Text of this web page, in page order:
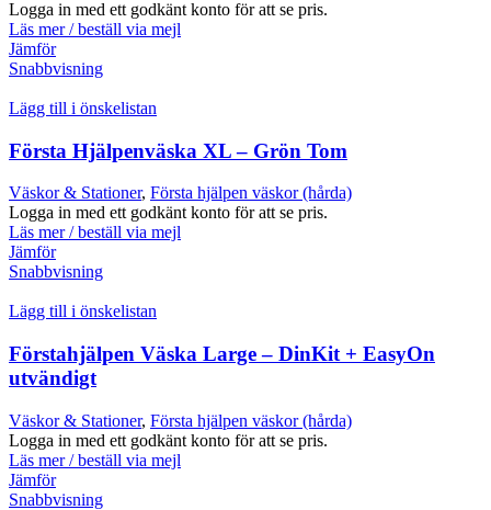
Logga in med ett godkänt konto för att se pris.
Läs mer / beställ via mejl
Jämför
Snabbvisning
Lägg till i önskelistan
Första Hjälpenväska XL – Grön Tom
Väskor & Stationer, Första hjälpen väskor (hårda)
Logga in med ett godkänt konto för att se pris.
Läs mer / beställ via mejl
Jämför
Snabbvisning
Lägg till i önskelistan
Förstahjälpen Väska Large – DinKit + EasyOn
utvändigt
Väskor & Stationer, Första hjälpen väskor (hårda)
Logga in med ett godkänt konto för att se pris.
Läs mer / beställ via mejl
Jämför
Snabbvisning